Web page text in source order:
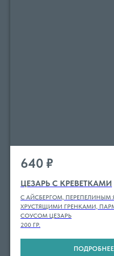
640 ₽
ЦЕЗАРЬ С КРЕВЕТКАМИ
С АЙСБЕРГОМ,
ХРУСТЯЩИМИ ГРЕНКАМИ,
СОУСОМ ЦЕЗАРЬ
200 ГР.
ПОДРОБНЕЕ